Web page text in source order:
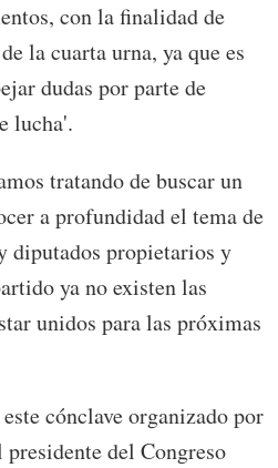
con la finalidad de
la cuarta urna, ya que es
dudas por parte de
lucha'.
tratando de buscar un
a profundidad el tema de
diputados propietarios y
ya no existen las
unidos para las próximas
cónclave organizado por
del Congreso